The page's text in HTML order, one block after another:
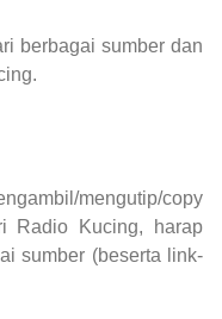
berbagai sumber dan
mengutip/copy
Radio Kucing, harap
sumber (beserta link-